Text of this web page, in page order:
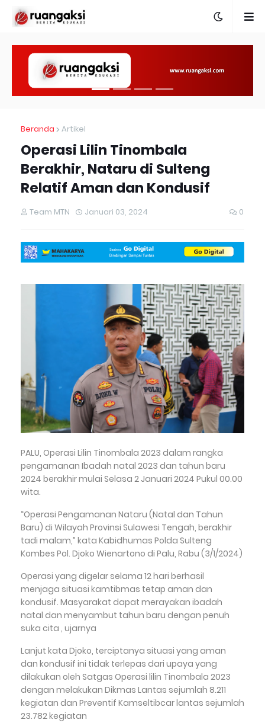
Beranda Artikel
Operasi Lilin Tinombala
Berakhir, Nataru di Sulteng
Relatif Aman dan Kondusif
Team MTN Januari 03, 2024 0
PALU, Operasi Lilin Tinombala 2023 dalam rangka
pengamanan Ibadah natal 2023 dan tahun baru
2024 berakhir mulai Selasa 2 Januari 2024 Pukul 00.00
wita.
“Operasi Pengamanan Nataru (Natal dan Tahun
Baru) di Wilayah Provinsi Sulawesi Tengah, berakhir
tadi malam,” kata Kabidhumas Polda Sulteng
Kombes Pol. Djoko Wienartono di Palu, Rabu (3/1/2024)
Operasi yang digelar selama 12 hari berhasil
menjaga situasi kamtibmas tetap aman dan
kondusif. Masyarakat dapat merayakan ibadah
natal dan menyambut tahun baru dengan penuh
suka cita , ujarnya
Lanjut kata Djoko, terciptanya situasi yang aman
dan kondusif ini tidak terlepas dari upaya yang
dilakukan oleh Satgas Operasi lilin Tinombala 2023
dengan melakukan Dikmas Lantas sejumlah 8.211
kegiatan dan Preventif Kamseltibcar lantas sejumlah
23.782 kegiatan